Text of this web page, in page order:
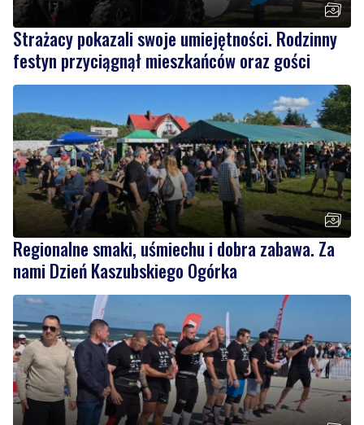
Strażacy pokazali swoje umiejętności. Rodzinny
festyn przyciągnął mieszkańców oraz gości
Regionalne smaki, uśmiechu i dobra zabawa. Za
nami Dzień Kaszubskiego Ogórka